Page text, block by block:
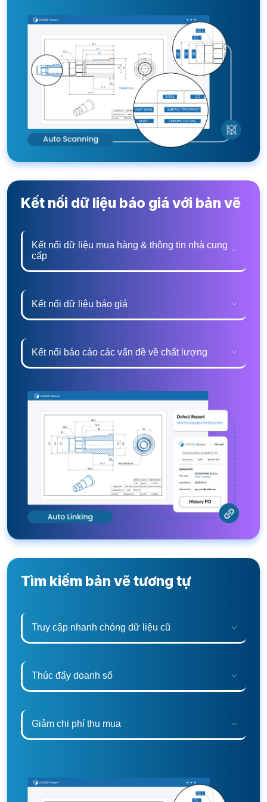
Kết nối dữ liệu báo giá với bản vẽ
Kết nối dữ liệu mua hàng & thông tin nhà cung
cấp
Kết nối dữ liệu báo giá
Kết nối báo cáo các vấn đề về chất lượng
Tìm kiếm bản vẽ tương tự
Truy cập nhanh chóng dữ liệu cũ
Thúc đẩy doanh số
Giảm chi phí thu mua